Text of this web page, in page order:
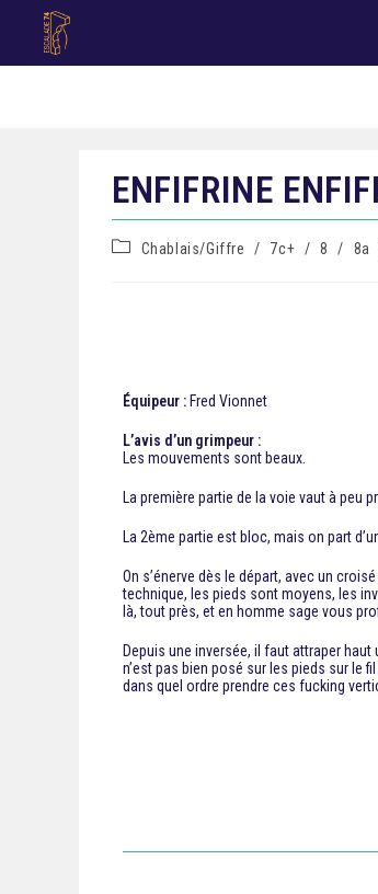
ENFIFRINE
Chablais/Giffre / 7c+ / 8 / 8a
Équipeur : Fred Vionnet
L’avis d’un grimpeur :
Les mouvements sont beaux.
La première partie de la voie vaut à
La 2ème partie est bloc, mais on part
On s’énerve dès le départ, avec un
technique, les pieds sont moyens, les
là, tout près, et en homme sage vous
Depuis une inversée, il faut attraper
n’est pas bien posé sur les pieds sur le
dans quel ordre prendre ces fucking